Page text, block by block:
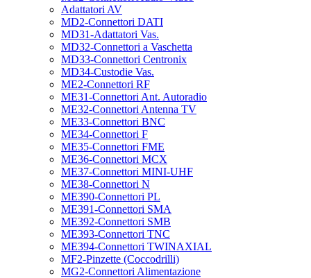
Adattatori AV
MD2-Connettori DATI
MD31-Adattatori Vas.
MD32-Connettori a Vaschetta
MD33-Connettori Centronix
MD34-Custodie Vas.
ME2-Connettori RF
ME31-Connettori Ant. Autoradio
ME32-Connettori Antenna TV
ME33-Connettori BNC
ME34-Connettori F
ME35-Connettori FME
ME36-Connettori MCX
ME37-Connettori MINI-UHF
ME38-Connettori N
ME390-Connettori PL
ME391-Connettori SMA
ME392-Connettori SMB
ME393-Connettori TNC
ME394-Connettori TWINAXIAL
MF2-Pinzette (Coccodrilli)
MG2-Connettori Alimentazione